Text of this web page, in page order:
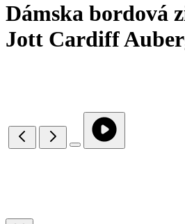
Dámska bordová
Jott Cardiff